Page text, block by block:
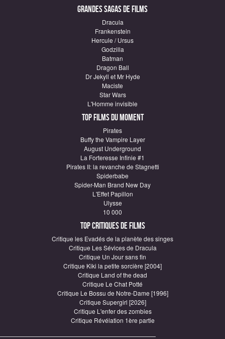
Grandes sagas de Films
Dracula
Frankenstein
Hercule / Ursus
Godzilla
Batman
Dragon Ball
Dr Jekyll et Mr Hyde
Maciste
Star Wars
L'Homme invisible
Top Films du moment
Pirates
Buffy the Vampire Layer
August Underground
La Forteresse Infinie #1
Pirates II: la revanche de Stagnetti
Spiderbabe
Spider-Man Brand New Day
L'Effet Papillon
Ulysse
10 000
Top critiques de Films
Critique les Evadés de la planète des singes
Critique Les Sévices de Dracula
Critique Un Jour sans fin
Critique Kiki la petite sorcière [2004]
Critique Land of the dead
Critique Le Chat Potté
Critique Le Bossu de Notre-Dame [1996]
Critique Supergirl [2026]
Critique L'enfer des zombies
Critique Révélation 1ère partie